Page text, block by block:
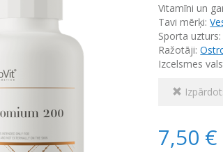
Vitamīni un
Tavi mērķi:
Sporta
Ražotāji:
Izcelsmes
7,50 €